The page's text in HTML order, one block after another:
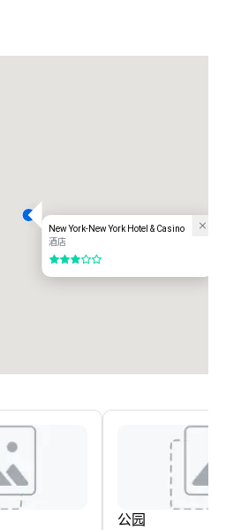
New York-New York Hotel & Casino
酒店
3/5
公园